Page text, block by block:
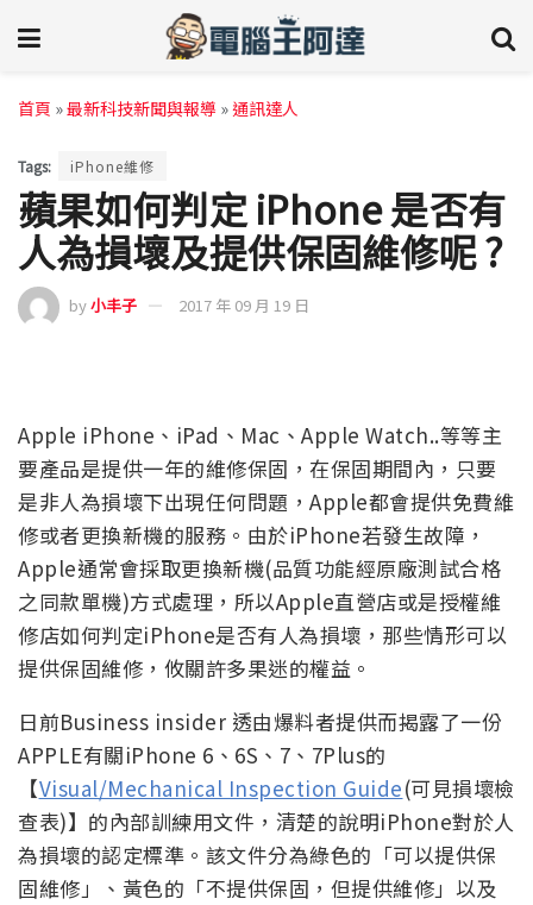
首頁 »最新科技新聞與報導 »通訊達人
Tags: iPhone維修
蘋果如何判定 iPhone 是否有
人為損壞及提供保固維修呢 ?
by小丰子 2017 年 09 月 19 日
Apple iPhone、iPad、Mac、Apple Watch..等等主
要產品是提供一年的維修保固，在保固期間內，只要
是非人為損壞下出現任何問題，Apple都會提供免費維
修或者更換新機的服務。由於iPhone若發生故障，
Apple通常會採取更換新機(品質功能經原廠測試合格
之同款單機)方式處理，所以Apple直營店或是授權維
修店如何判定iPhone是否有人為損壞，那些情形可以
提供保固維修，攸關許多果迷的權益。
日前Business insider 透由爆料者提供而揭露了一份
APPLE有關iPhone 6、6S、7、7Plus的
【Visual/Mechanical Inspection Guide(可見損壞檢
查表)】的內部訓練用文件，清楚的說明iPhone對於人
為損壞的認定標準。該文件分為綠色的「可以提供保
固維修」、黃色的「不提供保固，但提供維修」以及